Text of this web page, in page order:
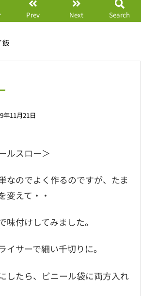
Prev Next Search
飯
年11月21日
ルスロー＞
なのでよく作るのですが、たま
変えて・・
味付けしてみました。
イサーで細い千切りに。
したら、ビニール袋に両方入れ